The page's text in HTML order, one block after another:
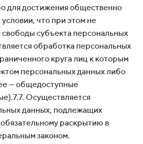
для достижения общественно
что при этом не
субъекта персональных
обработка персональных
круга лиц к которым
персональных данных либо
— общедоступные
Осуществляется
данных, подлежащих
раскрытию в
законом.